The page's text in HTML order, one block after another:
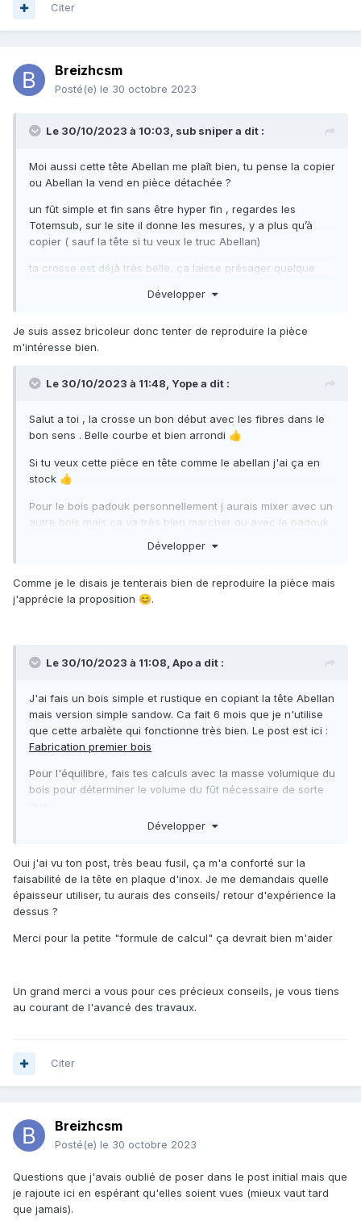
J'ai réalisé un test avec des chutes de padouk et d'ipé pour
ça.
Je vous remercie d'avance pour les réponses, et si vous
d'expériences ne vous privez pas cela m'intéresse
Citer
Breizhcsm
Posté(e) le 30 octobre 2023
Le 30/10/2023 à 10:03, sub snipera dit :
Moi aussi cette tête Abellan me plaît bien, tu pense la copier
ou Abellan la vend en pièce détachée ?
un fût simple et fin sans être hyper fin , regardes les
Totemsub, sur le site il donne les mesures, y a plus qu’à
copier ( sauf la tête si tu veux le truc Abellan)
ta crosse est déjà très belle, ça laisse présager quelque
Développer
Je suis assez bricoleur donc tenter de reproduire la pièce
m'intéresse bien.
Le 30/10/2023 à 11:48, Yopea dit :
Salut a toi , la crosse un bon début avec les fibres dans le
bon sens . Belle courbe et bien arrondi 👍
Si tu veux cette pièce en tête comme le abellan j'ai ça en
stock 👍
Pour le bois padouk personnellement j aurais mixer avec un
autre bois mais ça va très bien marcher qu avec le padouk
Développer
Comme je le disais je tenterais bien de reproduire la pièce mais
j'apprécie la proposition 😊.
Le 30/10/2023 à 11:08, Apoa dit :
J'ai fais un bois simple et rustique en copiant la tête Abellan
mais version simple sandow. Ca fait 6 mois que je n'utilise
que cette arbalète qui fonctionne très bien. Le post est ici :
Fabrication premier bois
Pour l'équilibre, fais tes calculs avec la masse volumique du
bois pour déterminer le volume du fût nécessaire de sorte
volume du fût (cm3) = masse du fut (g) + masse de
C'est une première approximation pour que l'ensemble soit
neutre. Tu pourra lester la tête avec un peu de plomb si trop
léger à la fin.
Pour la tête type Abellan commence par un patron en
Forme la poignée en dernier quand tout le reste est fixé,
surtout le mécanisme car c'est là que tu finalise la distance
chacun ses goûts.
Bon travail et montre nous le résultat !
Développer
Oui j'ai vu ton post, très beau fusil, ça m'a conforté sur la
faisabilité de la tête en plaque d'inox. Je me demandais quelle
épaisseur utiliser, tu aurais des conseils/ retour d'expérience la
dessus ?
Merci pour la petite "formule de calcul" ça devrait bien m'aider
Un grand merci a vous pour ces précieux conseils, je vous tiens
au courant de l'avancé des travaux.
Citer
Breizhcsm
Posté(e) le 30 octobre 2023
Questions que j'avais oublié de poser dans le post initial mais que
je rajoute ici en espérant qu'elles soient vues (mieux vaut tard
que jamais).